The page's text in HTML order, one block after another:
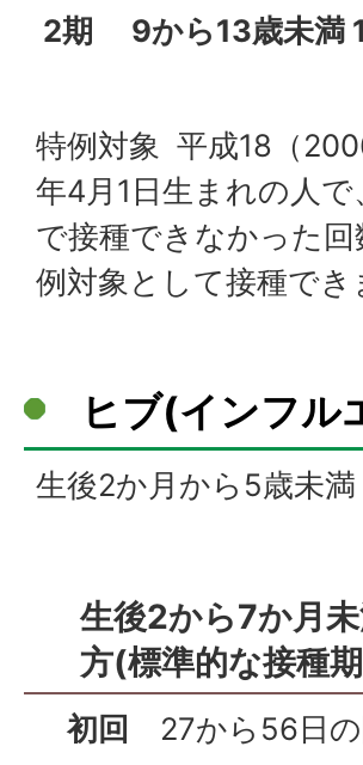
2期 9から13歳未満
特例対象 平成18（
年4月1日生まれの人
で接種できなかった
例対象として接種でき
ヒブ(インフル
生後2か月から5歳未満
生後2から7か月
方(標準的な接種
初回 27から56日